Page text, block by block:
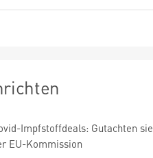
Impfstoffdeals: Gutachten
EU-Kommission